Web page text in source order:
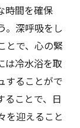
時間を確保
。深呼吸をし
とで、心の緊
は冷水浴を取
することがで
ることで、日
を迎えること